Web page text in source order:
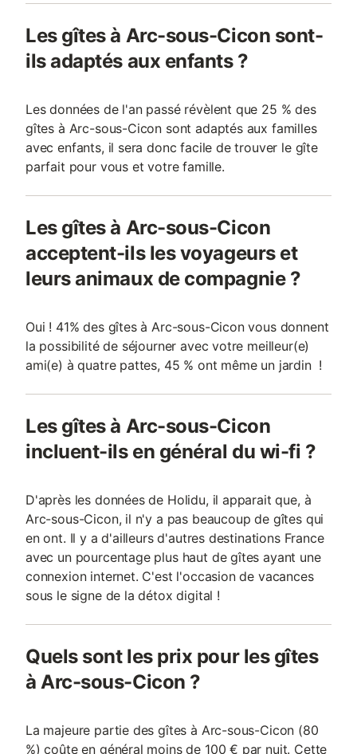
Les gîtes à Arc-sous-Cicon sont-
ils adaptés aux enfants ?
Les données de l'an passé révèlent que 25 % des
gîtes à Arc-sous-Cicon sont adaptés aux familles
avec enfants, il sera donc facile de trouver le gîte
parfait pour vous et votre famille.
Les gîtes à Arc-sous-Cicon
acceptent-ils les voyageurs et
leurs animaux de compagnie ?
Oui ! 41% des gîtes à Arc-sous-Cicon vous donnent
la possibilité de séjourner avec votre meilleur(e)
ami(e) à quatre pattes, 45 % ont même un jardin !
Les gîtes à Arc-sous-Cicon
incluent-ils en général du wi-fi ?
D'après les données de Holidu, il apparait que, à
Arc-sous-Cicon, il n'y a pas beaucoup de gîtes qui
en ont. Il y a d'ailleurs d'autres destinations France
avec un pourcentage plus haut de gîtes ayant une
connexion internet. C'est l'occasion de vacances
sous le signe de la détox digital !
Quels sont les prix pour les gîtes
à Arc-sous-Cicon ?
La majeure partie des gîtes à Arc-sous-Cicon (80
%) coûte en général moins de 100 € par nuit. Cette